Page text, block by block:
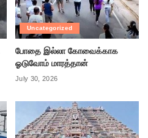
Uncategorized
போதை இல்லா கோவைக்காக
ஓடுவோம் மாரத்தான்
July 30, 2026